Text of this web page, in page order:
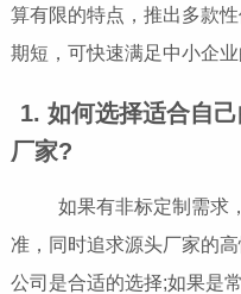
算有限的特点，推出多款
期短，可快速满足中小企
1. 如何选择适合自
厂家?
如果有非标定制需求，
准，同时追求源头厂家的
公司是合适的选择;如果是